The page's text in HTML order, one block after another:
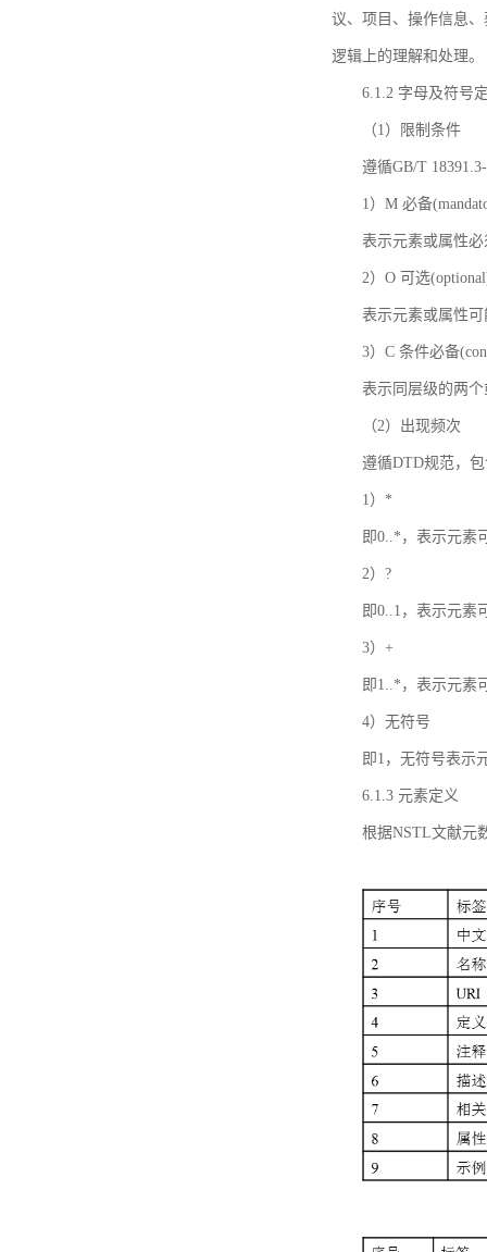
议、项目、操作信息
逻辑上的理解和处理。
6.1.2 字母及符号
（1）限制条件
遵循GB/T
1）M 必备
表示元素或属性
2）O 可选
表示元素或属性
3）C 条件必备
表示同层级的两
（2）出现频次
遵循DTD规范，
1）*
即0..*，表示元素
2）?
即0..1，表示元素
3）+
即1..*，表示元素
4）无符号
即1，无符号表示
6.1.3 元素定义
根据NSTL文献元